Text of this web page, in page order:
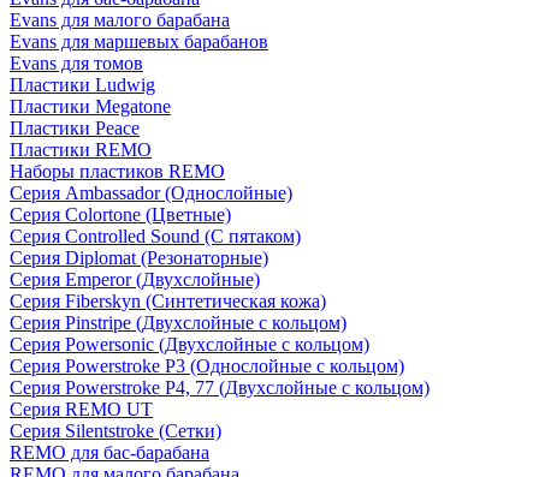
Evans для малого барабана
Evans для маршевых барабанов
Evans для томов
Пластики Ludwig
Пластики Megatone
Пластики Peace
Пластики REMO
Наборы пластиков REMO
Серия Ambassador (Однослойные)
Серия Colortone (Цветные)
Серия Controlled Sound (С пятаком)
Серия Diplomat (Резонаторные)
Серия Emperor (Двухслойные)
Серия Fiberskyn (Синтетическая кожа)
Серия Pinstripe (Двухслойные с кольцом)
Серия Powersonic (Двухслойные с кольцом)
Серия Powerstroke P3 (Однослойные с кольцом)
Серия Powerstroke P4, 77 (Двухслойные с кольцом)
Серия REMO UT
Серия Silentstroke (Сетки)
REMO для бас-барабана